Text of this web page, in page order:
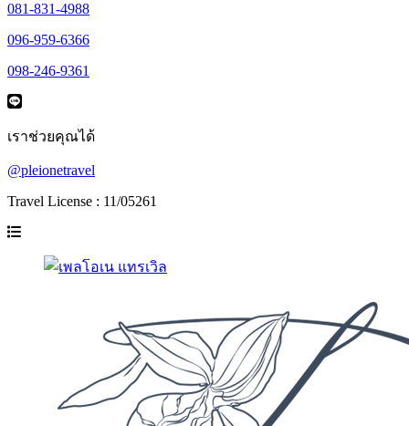
081-831-4988
096-959-6366
098-246-9361
เราช่วยคุณได้
@pleionetravel
Travel License : 11/05261